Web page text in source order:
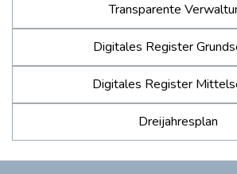
Transparente
Digitales Register
Digitales Register
Dreijahresplan